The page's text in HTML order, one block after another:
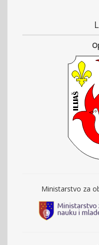
Ministarstvo za